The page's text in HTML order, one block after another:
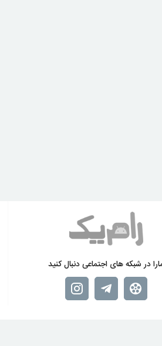
در شبکه های اجتماعی دنبال کنید